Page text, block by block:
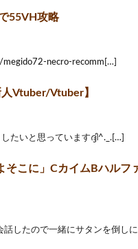
55VH攻略
necro-recomm[…]
Vtuber/Vtuber】
たいと思っていますദ്ദി^._.[…]
そこに」CカイムBハルフ
したので一緒にサタンを倒しに